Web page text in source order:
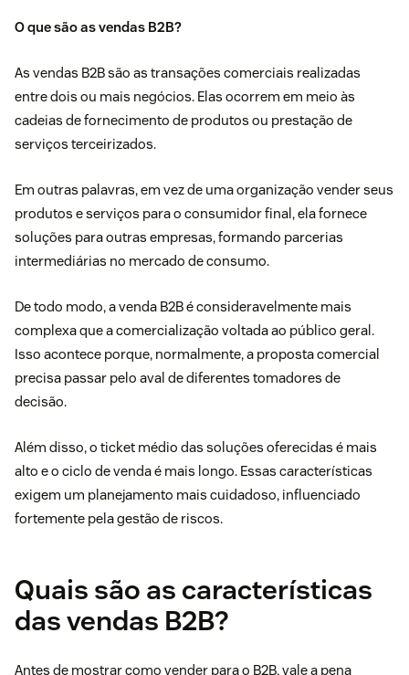
O que são as vendas B2B?
As vendas B2B são as transações comerciais realizadas
entre dois ou mais negócios. Elas ocorrem em meio às
cadeias de fornecimento de produtos ou prestação de
serviços terceirizados.
Em outras palavras, em vez de uma organização vender seus
produtos e serviços para o consumidor final, ela fornece
soluções para outras empresas, formando parcerias
intermediárias no mercado de consumo.
De todo modo, a venda B2B é consideravelmente mais
complexa que a comercialização voltada ao público geral.
Isso acontece porque, normalmente, a proposta comercial
precisa passar pelo aval de diferentes tomadores de
decisão.
Além disso, o ticket médio das soluções oferecidas é mais
alto e o ciclo de venda é mais longo. Essas características
exigem um planejamento mais cuidadoso, influenciado
fortemente pela gestão de riscos.
Quais são as características
das vendas B2B?
Antes de mostrar como vender para o B2B, vale a pena